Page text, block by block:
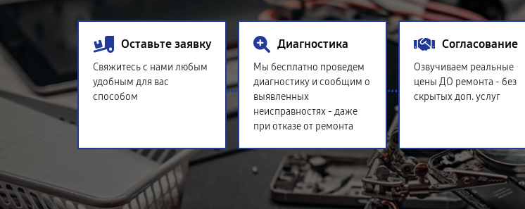
Оставьте заявку
Свяжитесь с нами любым
удобным для вас
способом
Диагностика
Мы бесплатно проведем
диагностику и сообщим о
выявленных
неисправностях - даже
при отказе от ремонта
Согласование
Озвучиваем реальные
цены ДО ремонта - без
скрытых доп. услуг